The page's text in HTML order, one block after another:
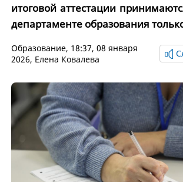
итоговой аттестации
департаменте образования
Образование, 18:37, 08 января
2026, Елена Ковалева